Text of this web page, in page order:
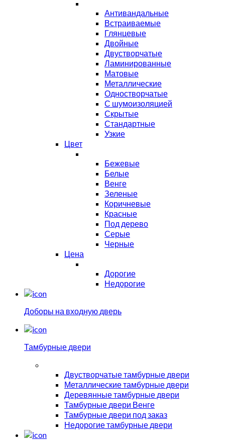
Антивандальные
Встраиваемые
Глянцевые
Двойные
Двустворчатые
Ламинированные
Матовые
Металлические
Одностворчатые
С шумоизоляцией
Скрытые
Стандартные
Узкие
Цвет
Бежевые
Белые
Венге
Зеленые
Коричневые
Красные
Под дерево
Серые
Черные
Цена
Дорогие
Недорогие
Доборы на входную дверь
Тамбурные двери
Двустворчатые тамбурные двери
Металлические тамбурные двери
Деревянные тамбурные двери
Тамбурные двери Венге
Тамбурные двери под заказ
Недорогие тамбурные двери